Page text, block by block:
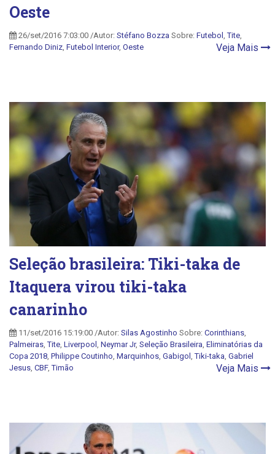
Oeste
26/set/2016 7:03:00 /Autor: Stéfano Bozza Sobre: Futebol ,Tite
Fernando Diniz Futebol Interior, Oeste Veja Mais
Seleção brasileira: Tiki-taka de
Itaquera virou tiki-taka
canarinho
11/set/2016 15:19:00 /Autor: Silas Agostinho Sobre: Corinthians
Palmeiras ,Tite Liverpool Neymar Jr, Seleção Brasileira Eliminatórias da
Copa 2018 Philippe Coutinho Marquinhos Gabigol ,Tiki-taka Gabriel
Jesus CBF,Timão Veja Mais